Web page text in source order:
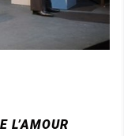
L’AMOUR